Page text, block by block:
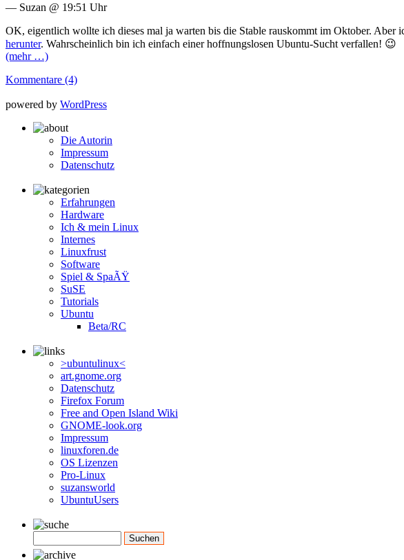
— Suzan @ 19:51 Uhr
OK, eigentlich wollte ich dieses mal ja warten bis die Stable rauskommt im Oktober.
herunter. Wahrscheinlich bin ich einfach einer hoffnungslosen Ubuntu-Sucht verfallen! 😉
(mehr …)
Kommentare (4)
powered by WordPress
Die Autorin
Impressum
Datenschutz
Erfahrungen
Hardware
Ich & mein Linux
Internes
Linuxfrust
Software
Spiel & SpaÃŸ
SuSE
Tutorials
Ubuntu
Beta/RC
>ubuntulinux<
art.gnome.org
Datenschutz
Firefox Forum
Free and Open Island Wiki
GNOME-look.org
Impressum
linuxforen.de
OS Lizenzen
Pro-Linux
suzansworld
UbuntuUsers